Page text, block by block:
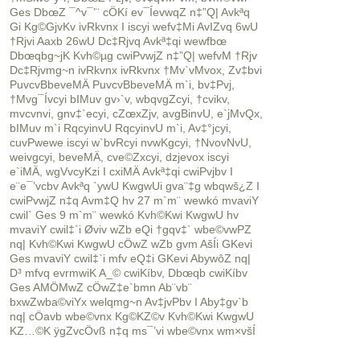
Ges DbœZ ¯^v¯’¨ cÖKí ev¯ÍevwqZ n‡”Q| Avkªq
Gi Kg©GjvKv ivRkvnx I iscyi wefv‡Mi AvIZvq 6wU
†Rjvi Aaxb 26wU Dc‡Rjvq Avkª‡qi wewfbœ
Dbœqbg~jK Kvh©µg cwiPvwjZ n‡”Q| wefvM †Rjv
Dc‡Rjvmg~n ivRkvnx ivRkvnx †Mv`vMvox, Zv‡bvi
PuvcvBbeveMÄ PuvcvBbeveMÄ m`i, bv‡Pvj,
†Mvg¯Ívcyi bIMuv gv›`v, wbqvgZcyi, †cvikv,
mvcvnvi, gnv‡`ecyi, cZœxZjv, avgBinvU, e`jMvQx,
bIMuv m`i RqcyinvU RqcyinvU m`i, Av‡°jcyi,
cuvPwewe iscyi w`bvRcyi nvwKgcyi, †NvovNvU,
weivgcyi, beveMÄ, cve©Zxcyi, dzjevox iscyi
e`iMÄ, wgVvcyKzi I cxiMÄ Avkª‡qi cwiPvjbv I
e¨e¯’vcbv Avkªq `ywU KwgwUi gva¨‡g wbqwš¿Z I
cwiPvwjZ n‡q Avm‡Q hv 27 m`m¨ wewkó mvaviY
cwil` Ges 9 m`m¨ wewkó Kvh©Kwi KwgwU hv
mvaviY cwil‡`i Øviv wZb eQi †gqv‡` wbe©vwPZ
nq| Kvh©Kwi KwgwU cÖwZ wZb gvm AšÍi GKevi
Ges mvaviY cwil‡`i mfv eQ‡i GKevi AbywôZ nq|
D³ mfvq evrmwiK A_© cwiKíbv, Dbœqb cwiKíbv
Ges AMÖMwZ cÖwZ‡e`bmn Ab¨vb¨
bxwZwba©viYx welqmg~n Av‡jvPbv I Aby‡gv`b
nq| cÖavb wbe©vnx Kg©KZ©v Kvh©Kwi KwgwU
KZ…©K ÿgZvcÖvß n‡q ms¯’vi wbe©vnx wm×všÍ